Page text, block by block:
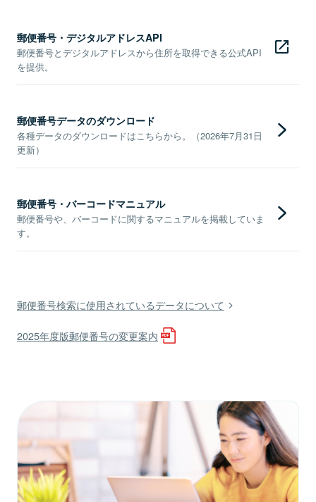
郵便番号・デジタルアドレスAPI
郵便番号とデジタルアドレスから住所を取得できる公式API
を提供。
郵便番号データのダウンロード
各種データのダウンロードはこちらから。（2026年7月31日
更新）
郵便番号・バーコードマニュアル
郵便番号や、バーコードに関するマニュアルを掲載していま
す。
郵便番号検索に使用されているデータについて
2025年度版郵便番号の変更案内